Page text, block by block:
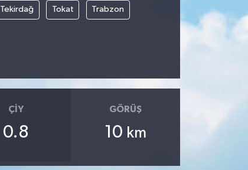
Tekirdağ Tokat Trabzon
ÇIY
0.8
GÖRÜŞ
10 km